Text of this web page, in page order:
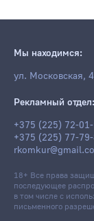
Мы находимся:
ул. Московская,
Рекламный отдел:
+375 (225) 72-
+375 (225) 77-
18+ Все права
последующее
в том числе с
письменного